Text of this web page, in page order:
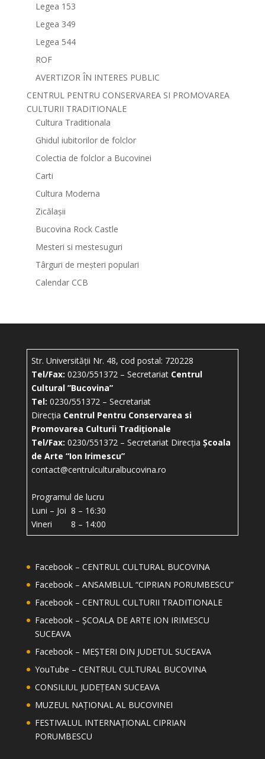
Legea 153
Legea 349
Legea 544
ROF
AVERTIZOR ÎN INTERES PUBLIC
CENTRUL PENTRU CONSERVAREA SI PROMOVAREA
CULTURII TRADITIONALE
Cultura Traditionala
Ghidul iubitorilor de folclor
Colectia de folclor a Bucovinei
Carti
Cultura Moderna
Zicălașii
Bucovina Rock Castle
Mesteri si mestesuguri
Târguri de meșteri populari
Calendar CCB
Str. Universității Nr. 48, cod postal: 720228
Tel/Fax: 0230/551372 – Secretariat Centrul
Cultural ”Bucovina”
Tel: 0230/551372 – Secretariat
Direcția Centrul Pentru Conservarea si
Promovarea Culturii Tradiționale
Tel/Fax: 0230/551372 – Secretariat Direcția Școala
de Arte “Ion Irimescu”
contact@centrulculturalbucovina.ro
Programul de lucru
Luni – Joi 8 – 16:30
Vineri 8 – 14:00
Facebook – CENTRUL CULTURAL BUCOVINA
Facebook – ANSAMBLUL “CIPRIAN PORUMBESCU”
Facebook – CENTRUL CULTURII TRADITIONALE
Facebook – ȘCOALA DE ARTE ION IRIMESCU
SUCEAVA
Facebook – MEȘTERI DIN JUDETUL SUCEAVA
YouTube – CENTRUL CULTURAL BUCOVINA
CONSILIUL JUDEȚEAN SUCEAVA
MUZEUL NAȚIONAL AL BUCOVINEI
FESTIVALUL INTERNAȚIONAL CIPRIAN
PORUMBESCU
Twitter